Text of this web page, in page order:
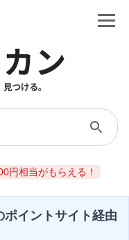
円相当がもらえる！
イントサイト経由